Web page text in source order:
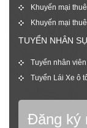
Khuyến mại
Khuyến mại
TUYỂN NHÂN
Tuyển nhân
Tuyển Lái Xe ô
Đăng ký